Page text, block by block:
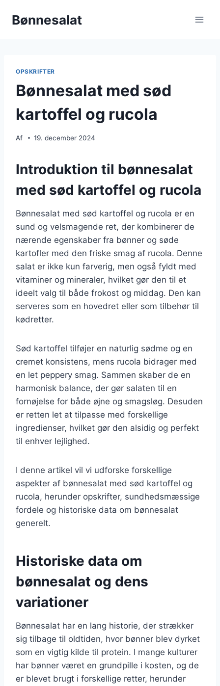
Bønnesalat
OPSKRIFTER
Bønnesalat med sød
kartoffel og rucola
Af 19. december 2024
Introduktion til bønnesalat
med sød kartoffel og rucola
Bønnesalat med sød kartoffel og rucola er en
sund og velsmagende ret, der kombinerer de
nærende egenskaber fra bønner og søde
kartofler med den friske smag af rucola. Denne
salat er ikke kun farverig, men også fyldt med
vitaminer og mineraler, hvilket gør den til et
ideelt valg til både frokost og middag. Den kan
serveres som en hovedret eller som tilbehør til
kødretter.
Sød kartoffel tilføjer en naturlig sødme og en
cremet konsistens, mens rucola bidrager med
en let peppery smag. Sammen skaber de en
harmonisk balance, der gør salaten til en
fornøjelse for både øjne og smagsløg. Desuden
er retten let at tilpasse med forskellige
ingredienser, hvilket gør den alsidig og perfekt
til enhver lejlighed.
I denne artikel vil vi udforske forskellige
aspekter af bønnesalat med sød kartoffel og
rucola, herunder opskrifter, sundhedsmæssige
fordele og historiske data om bønnesalat
generelt.
Historiske data om
bønnesalat og dens
variationer
Bønnesalat har en lang historie, der strækker
sig tilbage til oldtiden, hvor bønner blev dyrket
som en vigtig kilde til protein. I mange kulturer
har bønner været en grundpille i kosten, og de
er blevet brugt i forskellige retter, herunder